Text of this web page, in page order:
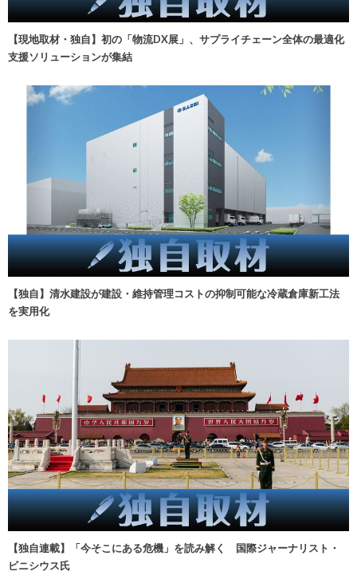
【現地取材・独自】初の「物流DX展」、サプライチェーン全体の最適化
支援ソリューションが集結
【独自】清水建設が建設・維持管理コストの抑制可能な冷蔵倉庫新工法
を実用化
【独自連載】「今そこにある危機」を読み解く 国際ジャーナリスト・
ビニシウス氏